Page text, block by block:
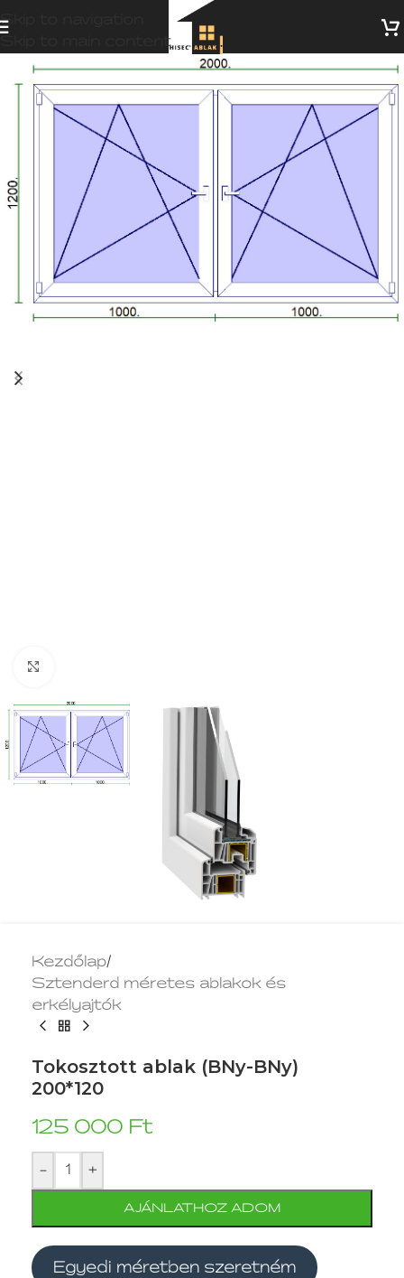
Skip to navigation
Skip to main content
Kezdőlap/
Sztenderd méretes ablakok és
erkélyajtók
Tokosztott ablak (BNy-BNy)
200*120
125 000 Ft
- +
AJÁNLATHOZ ADOM
Egyedi méretben szeretném